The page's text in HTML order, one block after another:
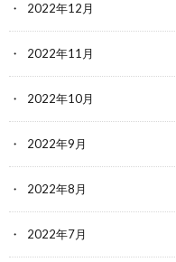
2022年12月
2022年11月
2022年10月
2022年9月
2022年8月
2022年7月